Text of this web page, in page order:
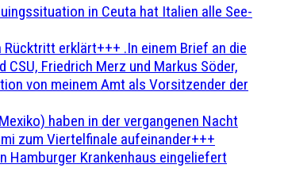
in Ceuta hat Italien alle See-
erklärt+++ .In einem Brief an die
Friedrich Merz und Markus Söder,
von meinem Amt als Vorsitzender der
haben in der vergangenen Nacht
zum Viertelfinale aufeinander+++
Hamburger Krankenhaus eingeliefert